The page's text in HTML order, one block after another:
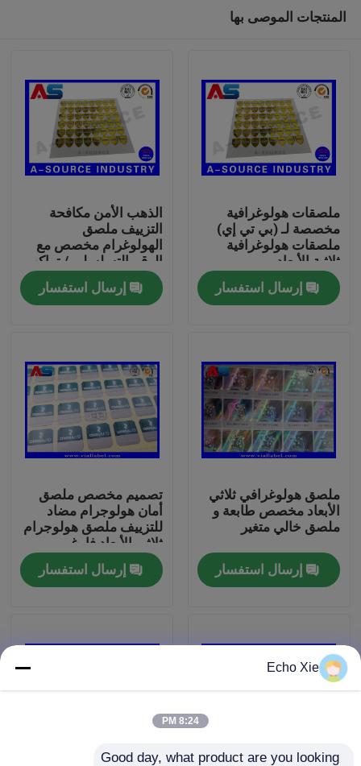
بيت
معلومات عنا
جولة في المعمل
رقابة جودة
اتصل بنا
تسميات 10ML فيال
تسميات زجاجة صغيرة
المنتجات الموصى بها
ملصقات هولوغرافية
مخصصة لـ (بي تي إي)
ملصقات هولوغرافية
ثلاثية الأبعاد
إرسال استفسار
الذهب الأمن مكافحة
التزييف ملصق
الهولوغرام مخصص مع
الرقم التسلسلي / تراكب
الصفر
إرسال استفسار
ملصق هولوغرافي ثلاثي
الأبعاد مخصص طابعة و
ملصق خالي متغير
إرسال استفسار
تصميم مخصص ملصق
أمان هولوجرام مضاد
للتزييف ملصق هولوجرام
ثلاثي الأبعاد فارغ
إرسال استفسار
Echo Xie
8:24 PM
Good day, what product are you looking